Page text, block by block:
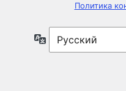
Политика
Язык